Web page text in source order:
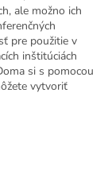
ale možno ich
pre použitie v
inštitúciách
si s pomocou
vytvoriť